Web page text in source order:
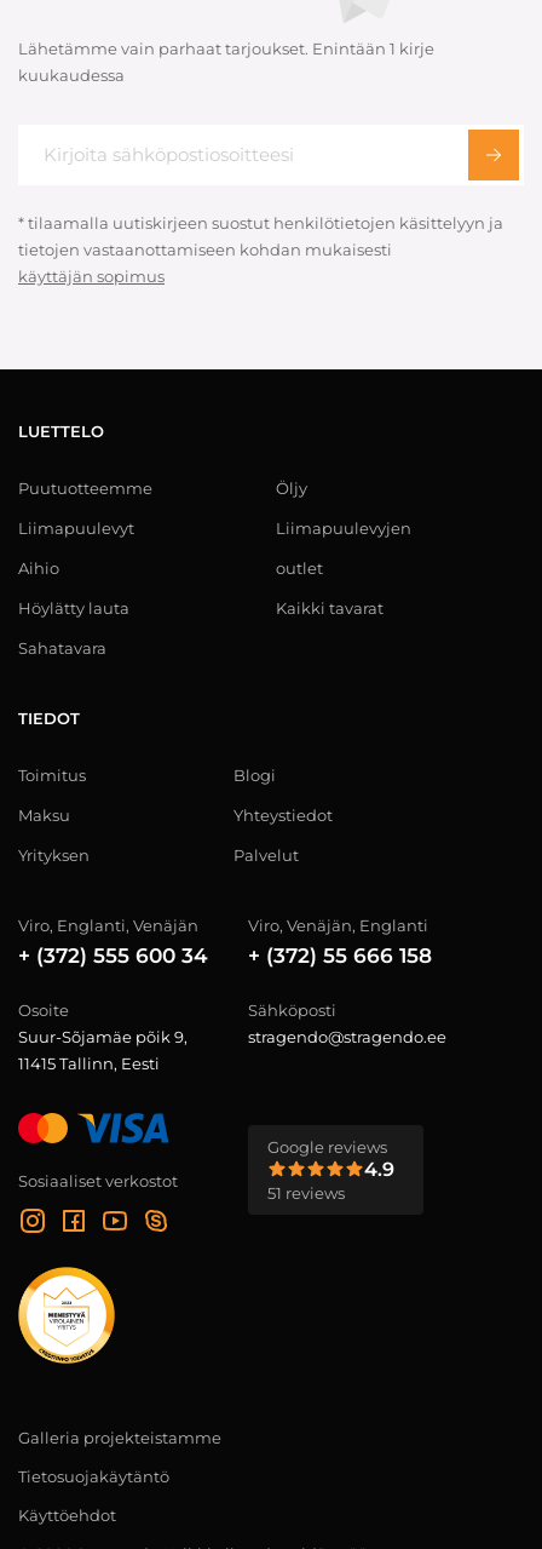
Lähetämme vain parhaat tarjoukset. Enintään 1 kirje
kuukaudessa
* tilaamalla uutiskirjeen suostut henkilötietojen käsittelyyn ja
tietojen vastaanottamiseen kohdan mukaisesti
käyttäjän sopimus
LUETTELO
Puutuotteemme
Liimapuulevyt
Aihio
Höylätty lauta
Sahatavara
Öljy
Liimapuulevyjen
outlet
Kaikki tavarat
TIEDOT
Toimitus
Maksu
Yrityksen
Blogi
Yhteystiedot
Palvelut
Viro, Englanti, Venäjän
+ (372) 555 600 34
Viro, Venäjän, Englanti
+ (372) 55 666 158
Osoite
Suur-Sõjamäe põik 9,
11415 Tallinn, Eesti
Sähköposti
stragendo@stragendo.ee
Sosiaaliset verkostot
Google reviews
4.9
51 reviews
Galleria projekteistamme
Tietosuojakäytäntö
Käyttöehdot